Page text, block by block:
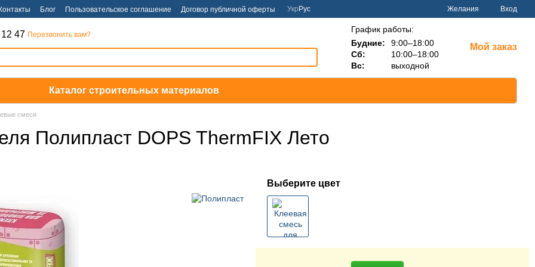
Контакты Блог Пользовательское соглашение Договор публичной оферты Укр Рус Желания Вход
47 Перезвонить вам?
График работы:
Будние:
9:00–18:00
Сб:
10:00–18:00
Вс:
выходной
Мой заказ
Каталог строительных материалов
смеси
Полипласт DOPS ThermFIX Лето
Выберите цвет